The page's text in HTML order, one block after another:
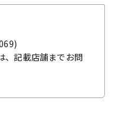
、記載店舗までお問